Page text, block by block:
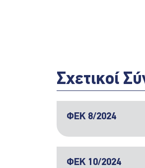
Σχετικοί
ΦΕΚ 8/2024
ΦΕΚ 10/2024